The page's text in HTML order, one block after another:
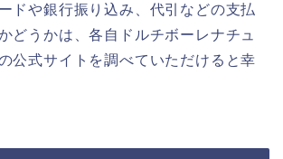
ドや銀行振り込み、代引などの支払
どうかは、各自ドルチボーレナチュ
公式サイトを調べていただけると幸